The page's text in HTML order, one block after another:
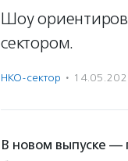
Шоу
сектором.
НКО-сектор ·
В новом выпуске —